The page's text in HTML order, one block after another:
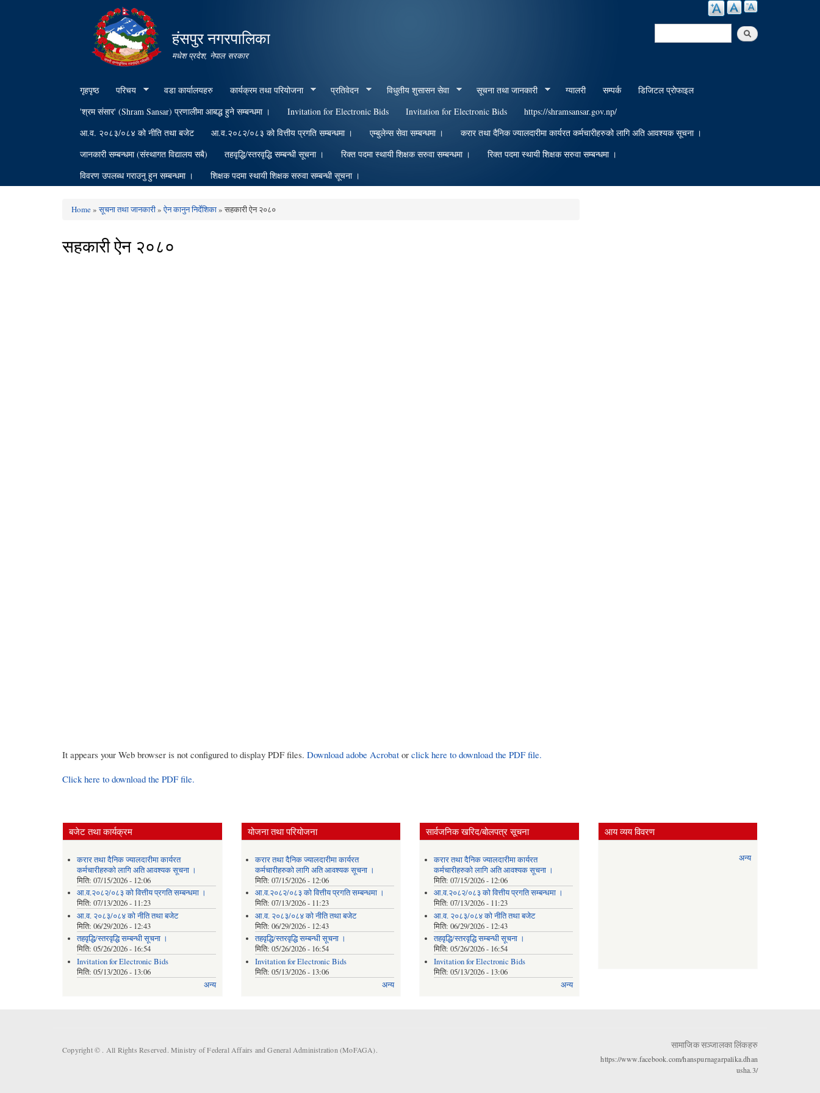
हंसपुर नगरपालिका
मधेश प्रदेश, नेपाल सरकार
Search
गृहपृष्ठ परिचय वडा कार्यालयहरु कार्यक्रम तथा परियोजना प्रतिवेदन विधुतीय शुसासन सेवा सूचना तथा जानकारी ग्यालरी सम्पर्क
डिजिटल प्रोफाइल
'श्रम संसार' (Shram Sansar) प्रणालीमा आबद्ध हुने सम्बन्धमा ।
Invitation for Electronic Bids Invitation for Electronic Bids
https://shramsansar.gov.np/
आ.व. २०८३/०८४ को नीति तथा बजेट
आ.व.२०८२/०८३ को वित्तीय प्रगति सम्बन्धमा । एम्बुलेन्स सेवा सम्बन्धमा ।
करार तथा दैनिक ज्यालदारीमा कार्यरत कर्मचारीहरुको लागि अति आवश्यक सूचना ।
जानकारी सम्बन्धमा (संस्थागत विद्यालय सबै)
तहवृद्धि/स्तरवृद्धि सम्बन्धी सूचना । रिक्त पदमा स्थायी शिक्षक सरुवा सम्बन्धमा ।
रिक्त पदमा स्थायी शिक्षक सरुवा सम्बन्धमा ।
विवरण उपलब्ध गराउनु हुन सम्बन्धमा ।
शिक्षक पदमा स्थायी शिक्षक सरुवा सम्बन्धी सूचना ।
You are here
Home»सूचना तथा जानकारी»ऐन कानुन निर्देशिका» सहकारी ऐन २०८०
सहकारी ऐन २०८०
It appears your Web browser is not configured to display PDF files. Download adobe Acrobat or click here to download the PDF file.
Click here to download the PDF file.
बजेट तथा कार्यक्रम
करार तथा दैनिक ज्यालदारीमा कार्यरत
कर्मचारीहरुको लागि अति आवश्यक सूचना ।
मिति: 07/15/2026 - 12:06
आ.व.२०८२/०८३ को वित्तीय प्रगति सम्बन्धमा ।
मिति: 07/13/2026 - 11:23
आ.व. २०८३/०८४ को नीति तथा बजेट
मिति: 06/29/2026 - 12:43
तहवृद्धि/स्तरवृद्धि सम्बन्धी सूचना ।
मिति: 05/26/2026 - 16:54
Invitation for Electronic Bids
मिति: 05/13/2026 - 13:06
अन्य
योजना तथा परियोजना
करार तथा दैनिक ज्यालदारीमा कार्यरत
कर्मचारीहरुको लागि अति आवश्यक सूचना ।
मिति:07/15/2026 - 12:06
आ.व.२०८२/०८३ को वित्तीय प्रगति सम्बन्धमा ।
मिति:07/13/2026 - 11:23
आ.व. २०८३/०८४ को नीति तथा बजेट
मिति:06/29/2026 - 12:43
तहवृद्धि/स्तरवृद्धि सम्बन्धी सूचना ।
मिति:05/26/2026 - 16:54
Invitation for Electronic Bids
मिति:05/13/2026 - 13:06
अन्य
सार्वजनिक खरिद/बोलपत्र सूचना
करार तथा दैनिक ज्यालदारीमा कार्यरत
कर्मचारीहरुको लागि अति आवश्यक सूचना ।
मिति: 07/15/2026 - 12:06
आ.व.२०८२/०८३ को वित्तीय प्रगति सम्बन्धमा ।
मिति: 07/13/2026 - 11:23
आ.व. २०८३/०८४ को नीति तथा बजेट
मिति: 06/29/2026 - 12:43
तहवृद्धि/स्तरवृद्धि सम्बन्धी सूचना ।
मिति: 05/26/2026 - 16:54
Invitation for Electronic Bids
मिति: 05/13/2026 - 13:06
अन्य
आय व्यय विवरण
अन्य
Copyright © . All Rights Reserved. Ministry of Federal Affairs and General Administration (MoFAGA). सामाजिक सञ्जालका लिंकहरु
https://www.facebook.com/hanspurnagarpalika.dhan
usha.3/